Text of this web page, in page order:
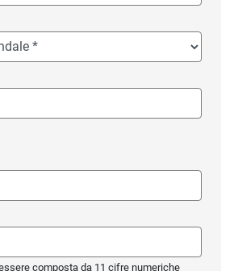
composta da 11 cifre numeriche